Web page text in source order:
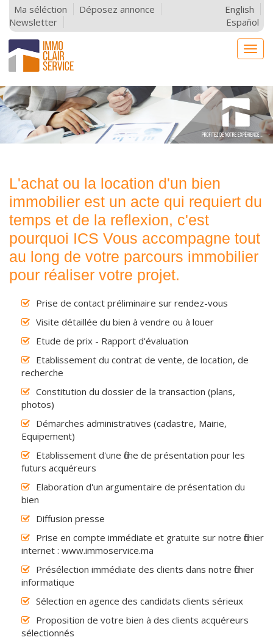
Ma séléction
Déposez annonce
Newsletter
English
Español
L'achat ou la location d'un bien
immobilier est un acte qui requiert du
temps et de la reflexion, c'est
pourquoi ICS Vous accompagne tout
au long de votre parcours immobilier
pour réaliser votre projet.
Prise de contact préliminaire sur rendez-vous
Visite détaillée du bien à vendre ou à louer
Etude de prix - Rapport d'évaluation
Etablissement du contrat de vente, de location, de
recherche
Constitution du dossier de la transaction (plans,
photos)
Démarches administratives (cadastre, Mairie,
Equipement)
Etablissement d'une fiche de présentation pour les
futurs acquéreurs
Elaboration d'un argumentaire de présentation du
bien
Diffusion presse
Prise en compte immédiate et gratuite sur notre fichier
internet : www.immoservice.ma
Présélection immédiate des clients dans notre fichier
informatique
Sélection en agence des candidats clients sérieux
Proposition de votre bien à des clients acquéreurs
sélectionnés